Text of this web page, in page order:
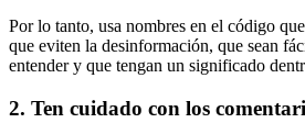
Por lo tanto, usa nombres en el código
que eviten la desinformación, que sean
entender y que tengan un significado
2. Ten cuidado con los